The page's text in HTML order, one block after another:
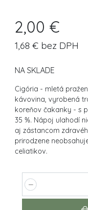
2,00 €
1,68 € bez DPH
NA SKLADE
Cigória - mletá
kávovina, vyrobená
koreňov čakanky - s
35 %. Nápoj ulahodí
aj zástancom
prirodzene
celiatikov.